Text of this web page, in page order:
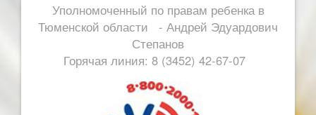
Уполномоченный по правам ребенка в
Тюменской области - Андрей Эдуардович
Степанов
Горячая линия: 8 (3452) 42-67-07